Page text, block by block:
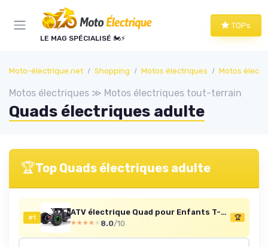
LE MAG SPÉCIALISÉ 🏍️⚡
TOPs
Moto-électrique.net Shopping Motos électriques Motos
Motos électriques ≫ Motos électriques tout-terrain
Quads électriques adulte
🏆Top Quads électriques adulte
#1
ATV électrique Quad pour Enfants T-Rex Verte - 1300W, Batterie 48V (4 x 12V 12Ah), à partir de 6 Ans
★★★★★
★★★★★ 8.0/10
🏆
Panneau de gestion des cookies